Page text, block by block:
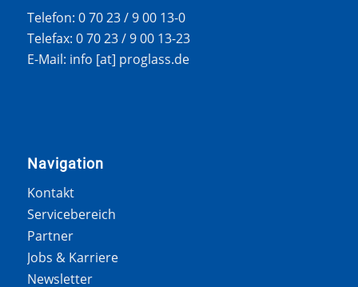
Telefon: 0 70 23 / 9 00 13-0
Telefax: 0 70 23 / 9 00 13-23
E-Mail: info [at] proglass.de
Navigation
Kontakt
Servicebereich
Partner
Jobs & Karriere
Newsletter